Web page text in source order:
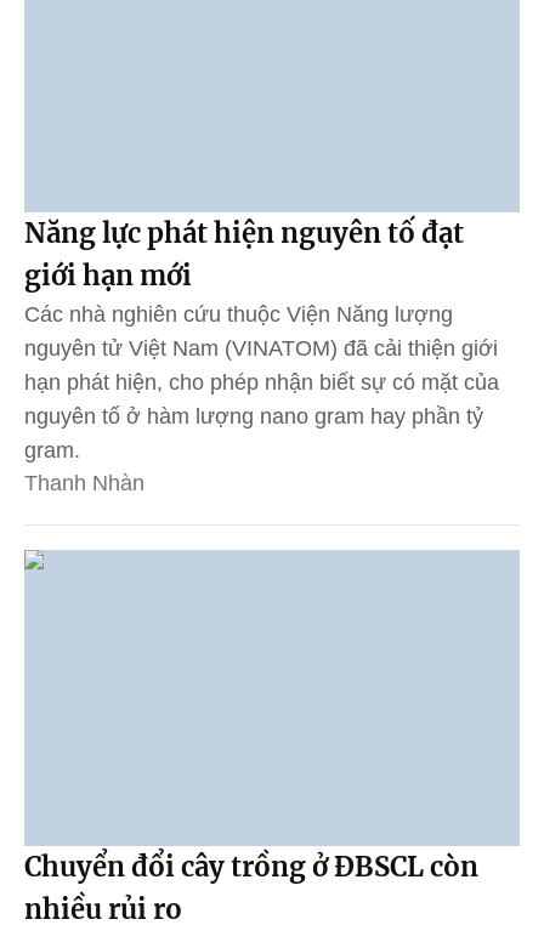
Năng lực phát hiện nguyên tố đạt
giới hạn mới
Các nhà nghiên cứu thuộc Viện Năng lượng
nguyên tử Việt Nam (VINATOM) đã cải thiện giới
hạn phát hiện, cho phép nhận biết sự có mặt của
nguyên tố ở hàm lượng nano gram hay phần tỷ
gram.
Thanh Nhàn
Chuyển đổi cây trồng ở ĐBSCL còn
nhiều rủi ro